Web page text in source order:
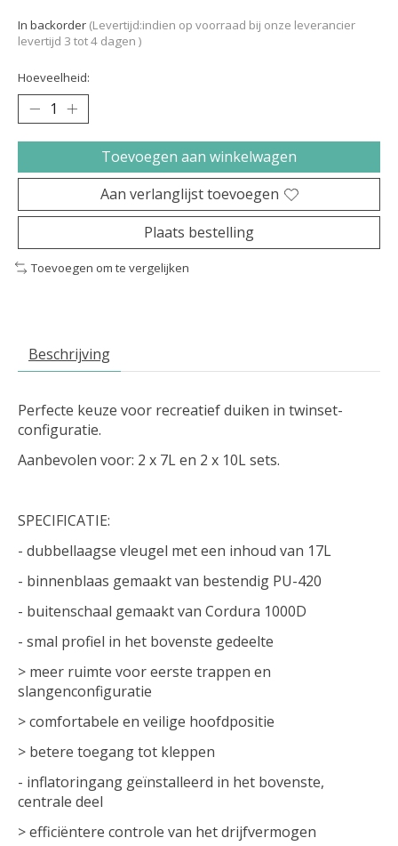
In backorder (Levertijd:indien op voorraad bij onze leverancier
levertijd 3 tot 4 dagen )
Hoeveelheid:
Toevoegen aan winkelwagen
Aan verlanglijst toevoegen
Plaats bestelling
Toevoegen om te vergelijken
Beschrijving
Perfecte keuze voor recreatief duiken in twinset-
configuratie.
Aanbevolen voor: 2 x 7L en 2 x 10L sets.
SPECIFICATIE:
- dubbellaagse vleugel met een inhoud van 17L
- binnenblaas gemaakt van bestendig PU-420
- buitenschaal gemaakt van Cordura 1000D
- smal profiel in het bovenste gedeelte
> meer ruimte voor eerste trappen en
slangenconfiguratie
> comfortabele en veilige hoofdpositie
> betere toegang tot kleppen
- inflatoringang geïnstalleerd in het bovenste,
centrale deel
> efficiëntere controle van het drijfvermogen